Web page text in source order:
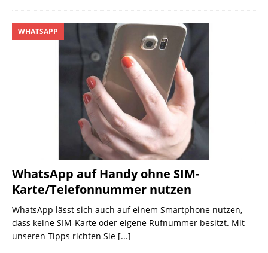
WhatsApp auf Handy ohne SIM-
Karte/Telefonnummer nutzen
WHATSAPP
WhatsApp lässt sich auch auf einem Smartphone nutzen,
dass keine SIM-Karte oder eigene Rufnummer besitzt. Mit
unseren Tipps richten Sie [...]